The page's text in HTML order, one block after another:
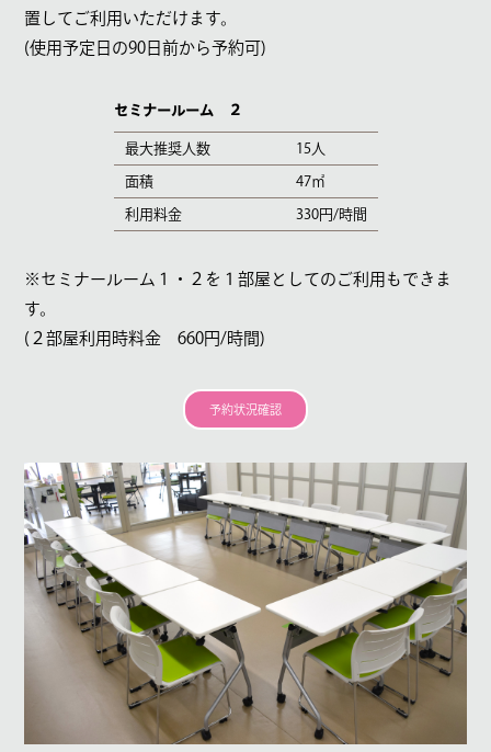
置してご利用いただけます。
(使用予定日の90日前から予約可)
セミナールーム ２
最大推奨人数 15人
面積 47㎡
利用料金 330円/時間
※セミナールーム１・２を１部屋としてのご利用もできま
す。
(２部屋利用時料金 660円/時間)
予約状況確認